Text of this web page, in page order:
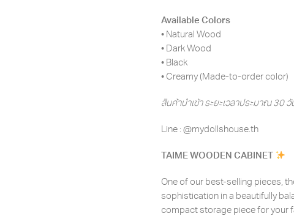
Available Colors
• Natural Wood
• Dark Wood
• Black
• Creamy (Made-to-order color)
สินค้านำเข้า ระยะเวลาประมาณ 30 วั
Line : @mydollshouse.th
TAIME WOODEN CABINET
One of our best-selling pieces,
sophistication in a beautifully
compact storage piece for your